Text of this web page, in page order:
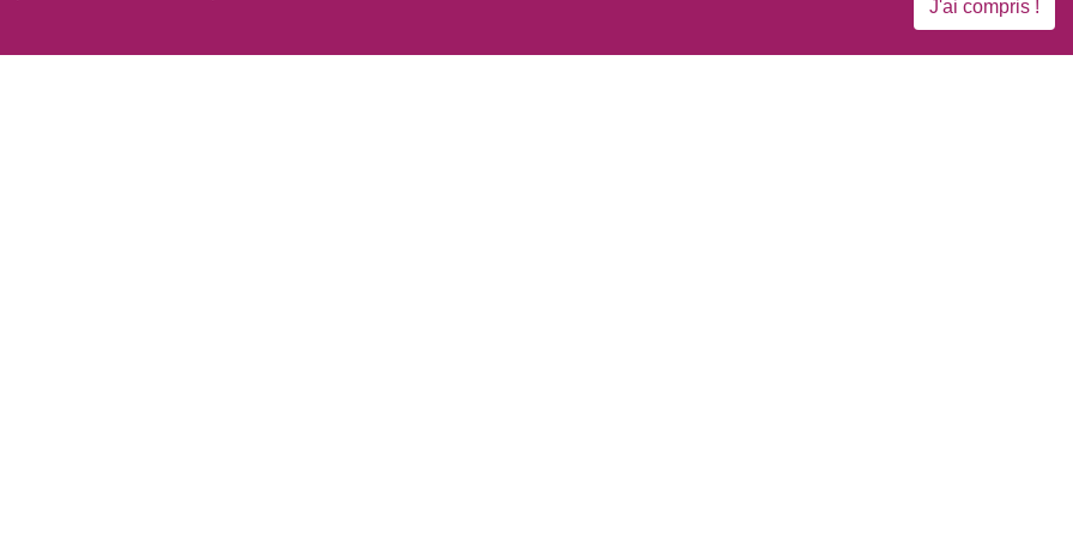
continue des enseignantes et enseignants
J'ai compris !